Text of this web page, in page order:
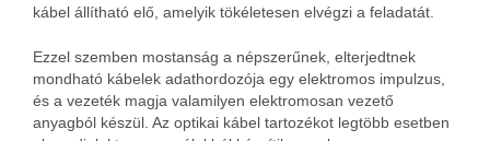
kábel állítható elő, amelyik tökéletesen elvégzi a feladatát.
Ezzel szemben mostanság a népszerűnek, elterjedtnek
mondható kábelek adathordozója egy elektromos impulzus,
és a vezeték magja valamilyen elektromosan vezető
anyagból készül. Az optikai kábel tartozékot legtöbb esetben